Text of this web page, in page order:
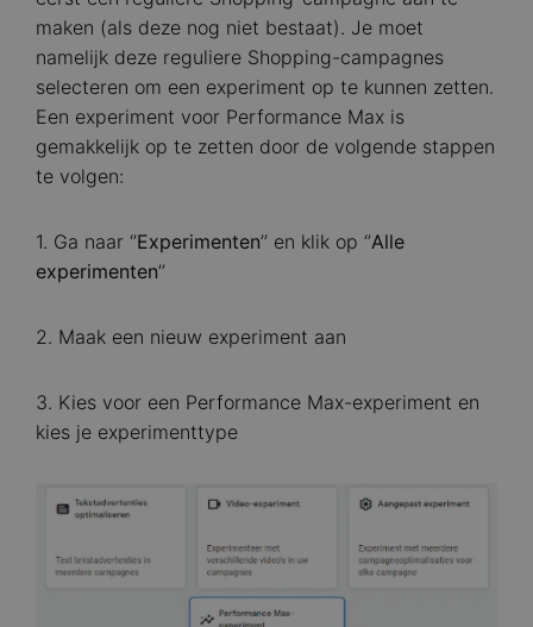
maken (als deze nog niet bestaat). Je moet
namelijk deze reguliere Shopping-campagnes
selecteren om een experiment op te kunnen zetten.
Een experiment voor Performance Max is
gemakkelijk op te zetten door de volgende stappen
te volgen:
1. Ga naar ‘’Experimenten’’ en klik op ‘’Alle
experimenten’’
2. Maak een nieuw experiment aan
3. Kies voor een Performance Max-experiment en
kies je experimenttype
Image